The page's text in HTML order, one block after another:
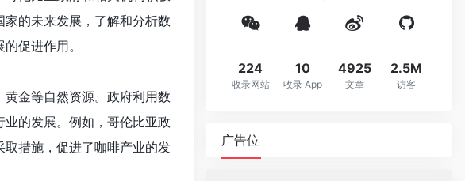
的未来发展，了解和分析数
促进作用。
金等自然资源。政府利用数
的发展。例如，哥伦比亚政
措施，促进了咖啡产业的发
224
收录网站
10
收录 App
4925
文章
2.5M
访客
广告位